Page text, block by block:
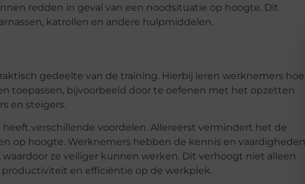
redden in geval van een noodsituatie op hoogte. Dit
katrollen en andere hulpmiddelen.
gedeelte van de training. Hierbij leren werknemers hoe
toepassen, bijvoorbeeld door te oefenen met het opzetten
en steigers.
verschillende voordelen. Allereerst vermindert het de
op hoogte. Werknemers hebben de kennis en vaardigheden
ze veiliger kunnen werken. Dit verhoogt niet alleen
en efficiëntie op de werkplek.